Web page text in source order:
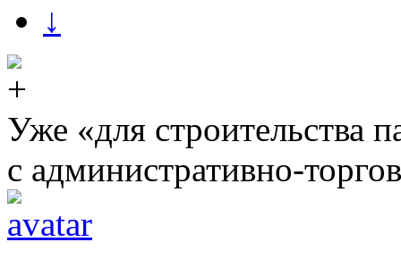
↓
Уже «для строительства
с административно-